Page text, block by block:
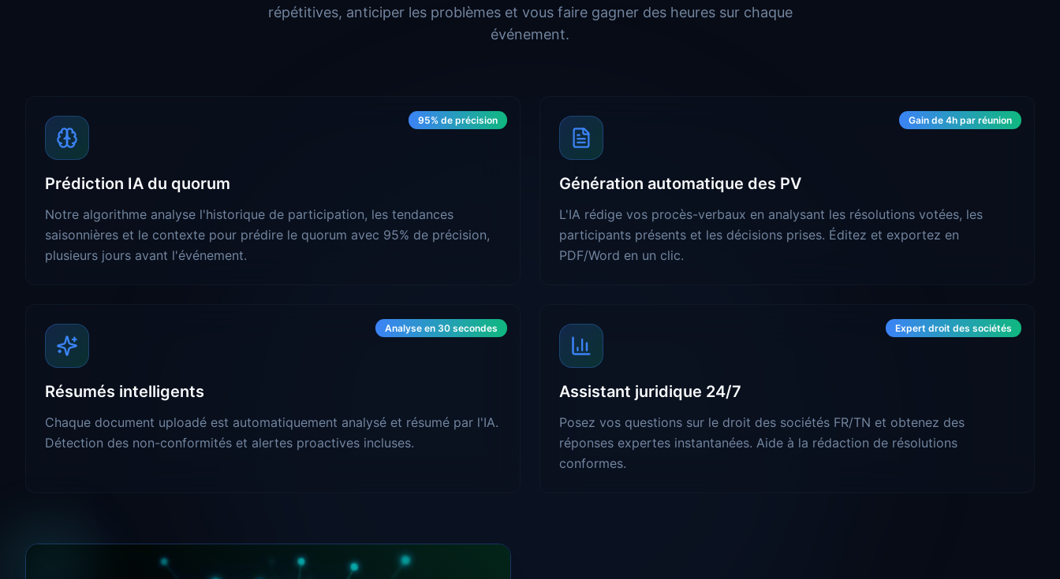
répétitives, anticiper les problèmes et vous faire gagner des heures sur chaque
événement.
95% de précision
Prédiction IA du quorum
Notre algorithme analyse l'historique de participation, les tendances
saisonnières et le contexte pour prédire le quorum avec 95% de précision,
plusieurs jours avant l'événement.
Gain de 4h par réunion
Génération automatique des PV
L'IA rédige vos procès-verbaux en analysant les résolutions votées, les
participants présents et les décisions prises. Éditez et exportez en
PDF/Word en un clic.
Analyse en 30 secondes
Résumés intelligents
Chaque document uploadé est automatiquement analysé et résumé par l'IA.
Détection des non-conformités et alertes proactives incluses.
Expert droit des sociétés
Assistant juridique 24/7
Posez vos questions sur le droit des sociétés FR/TN et obtenez des
réponses expertes instantanées. Aide à la rédaction de résolutions
conformes.